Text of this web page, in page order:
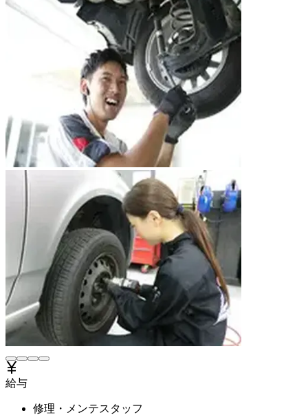
給与
修理・メンテスタッフ